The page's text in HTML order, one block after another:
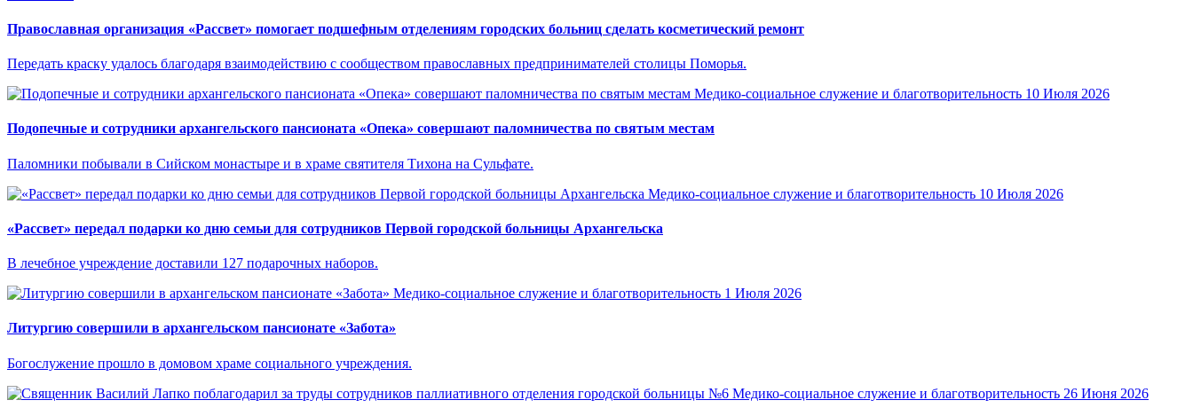
Православная организация «Рассвет» помогает подшефным отделениям городских больниц сделать косметический ремонт
Передать краску удалось благодаря взаимодействию с сообществом православных предпринимателей столицы Поморья.
Медико-социальное служение и благотворительность 10 Июля 2026
Подопечные и сотрудники архангельского пансионата «Опека» совершают паломничества по святым местам
Паломники побывали в Сийском монастыре и в храме святителя Тихона на Сульфате.
Медико-социальное служение и благотворительность 10 Июля 2026
«Рассвет» передал подарки ко дню семьи для сотрудников Первой городской больницы Архангельска
В лечебное учреждение доставили 127 подарочных наборов.
Медико-социальное служение и благотворительность 1 Июля 2026
Литургию совершили в архангельском пансионате «Забота»
Богослужение прошло в домовом храме социального учреждения.
Медико-социальное служение и благотворительность 26 Июня 2026